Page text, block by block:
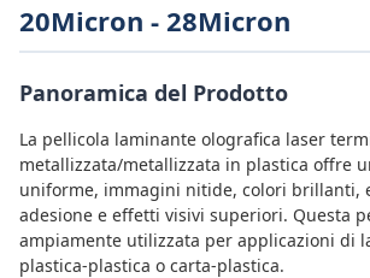
20Micron - 28Micron
Panoramica del Prodotto
La pellicola laminante olografica laser
metallizzata/metallizzata in plastica offre
uniforme, immagini nitide, colori brillanti,
adesione e effetti visivi superiori. Questa
ampiamente utilizzata per applicazioni di
plastica-plastica o carta-plastica.